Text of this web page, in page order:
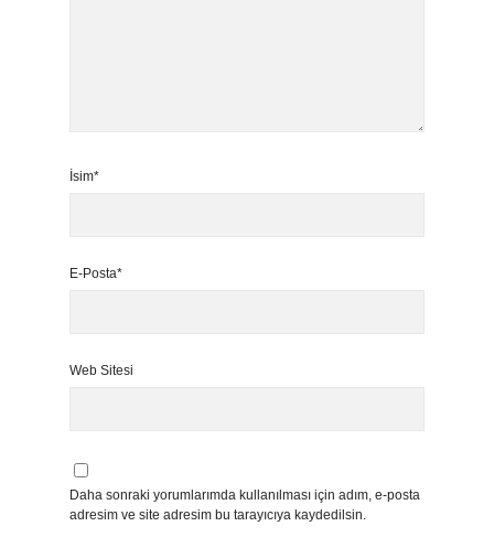
İsim*
E-Posta*
Web Sitesi
Daha sonraki yorumlarımda kullanılması için adım, e-posta
adresim ve site adresim bu tarayıcıya kaydedilsin.